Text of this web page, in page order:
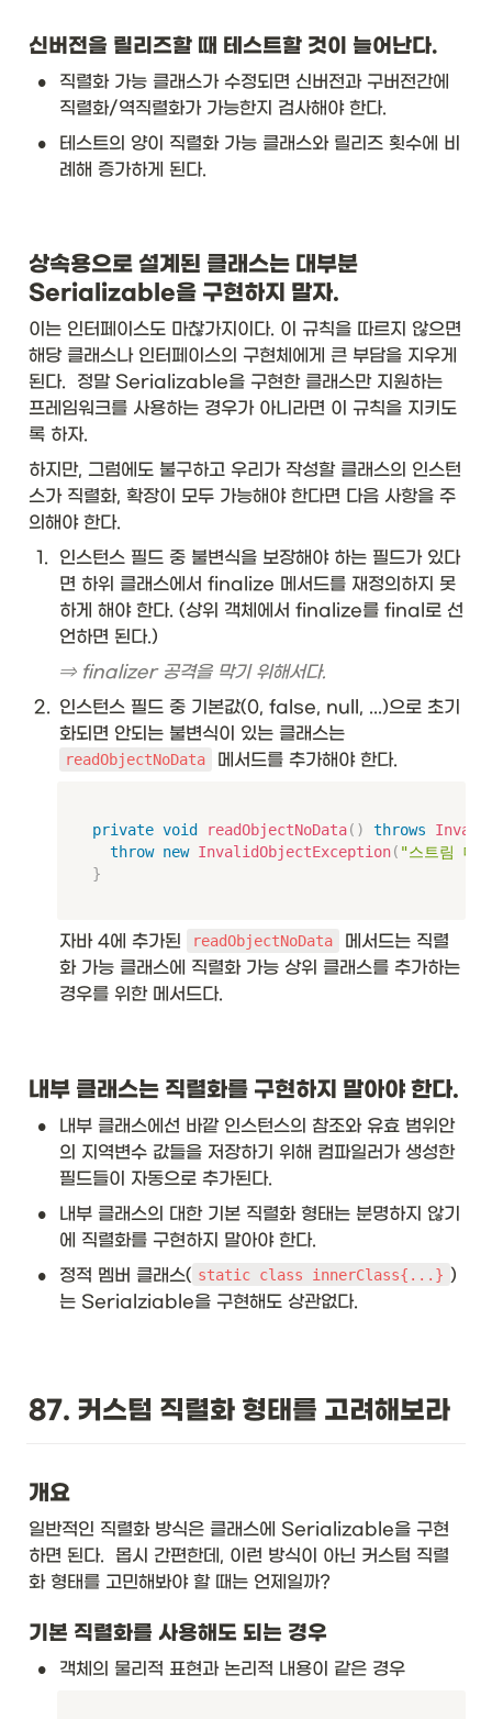
신버전을 릴리즈할 때 테스트할 것이 늘어난다.
•
직렬화 가능 클래스가 수정되면 신버전과 구버전간에
직렬화/역직렬화가 가능한지 검사해야 한다.
•
테스트의 양이 직렬화 가능 클래스와 릴리즈 횟수에 비
례해 증가하게 된다.
상속용으로 설계된 클래스는 대부분
Serializable을 구현하지 말자.
이는 인터페이스도 마찮가지이다. 이 규칙을 따르지 않으면
해당 클래스나 인터페이스의 구현체에게 큰 부담을 지우게
된다.  정말 Serializable을 구현한 클래스만 지원하는
프레임워크를 사용하는 경우가 아니라면 이 규칙을 지키도
록 하자.
하지만, 그럼에도 불구하고 우리가 작성할 클래스의 인스턴
스가 직렬화, 확장이 모두 가능해야 한다면 다음 사항을 주
의해야 한다.
1 .
인스턴스 필드 중 불변식을 보장해야 하는 필드가 있다
면 하위 클래스에서 finalize 메서드를 재정의하지 못
하게 해야 한다. (상위 객체에서 finalize를 final로 선
언하면 된다.)
⇒ finalizer 공격을 막기 위해서다.
2. 인스턴스 필드 중 기본값(0, false, null, ...)으로 초기
readObjectNoData 메서드를 추가해야 한다.
private void readObjectNoData( ) throws
throw new InvalidObjectException( "스트림 데
}
자바 4에 추가된 readObjectNoData
메서드는 직렬
화 가능 클래스에 직렬화 가능 상위 클래스를 추가하는
경우를 위한 메서드다.
•
내부 클래스에선 바깥 인스턴스의 참조와 유효 범위안
의 지역변수 값들을 저장하기 위해 컴파일러가 생성한
필드들이 자동으로 추가된다.
•
내부 클래스의 대한 기본 직렬화 형태는 분명하지 않기
에 직렬화를 구현하지 말아야 한다.
• 정적 멤버 클래스( static class innerClass{...} )
는 Serialziable을 구현해도 상관없다.
87. 커스텀 직렬화 형태를 고려해보라
개요
일반적인 직렬화 방식은 클래스에 Serializable을 구현
하면 된다.  몹시 간편한데, 이런 방식이 아닌 커스텀 직렬
화 형태를 고민해봐야 할 때는 언제일까?
기본 직렬화를 사용해도 되는 경우
• 객체의 물리적 표현과 논리적 내용이 같은 경우